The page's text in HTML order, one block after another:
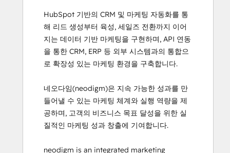
HubSpot 기반의 CRM 및 마케팅 자동화를 통
해 리드 생성부터 육성, 세일즈 전환까지 이어
지는 데이터 기반 마케팅을 구현하며, API 연동
을 통한 CRM, ERP 등 외부 시스템과의 통합으
로 확장성 있는 마케팅 환경을 구축합니다.
네오다임(neodigm)은 지속 가능한 성과를 만
들어낼 수 있는 마케팅 체계와 실행 역량을 제
공하며, 고객의 비즈니스 목표 달성을 위한 실
질적인 마케팅 성과 창출에 기여합니다.
neodigm is an integrated marketing